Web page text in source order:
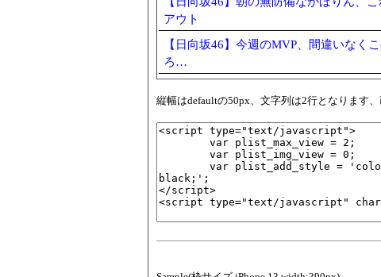
アウト
【日向坂46】今週のMVP、間違いなく
ろ…
縦幅はdefaultの50px、文字列は2行となります